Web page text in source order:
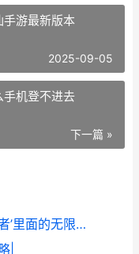
手游最新版本
2025-09-05
机登不进去
下一篇 »
|该该怎么办办轻松获得《炮炮王者’里面的无限金币和星星|
|